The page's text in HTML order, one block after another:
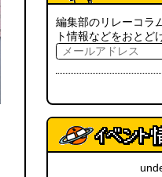
実は真の
だった(ぼ
(08.04
【大調査
ていると
ベランダ
（
ゆき）(西
編集部のリレーコラ
ト情報などをおとど